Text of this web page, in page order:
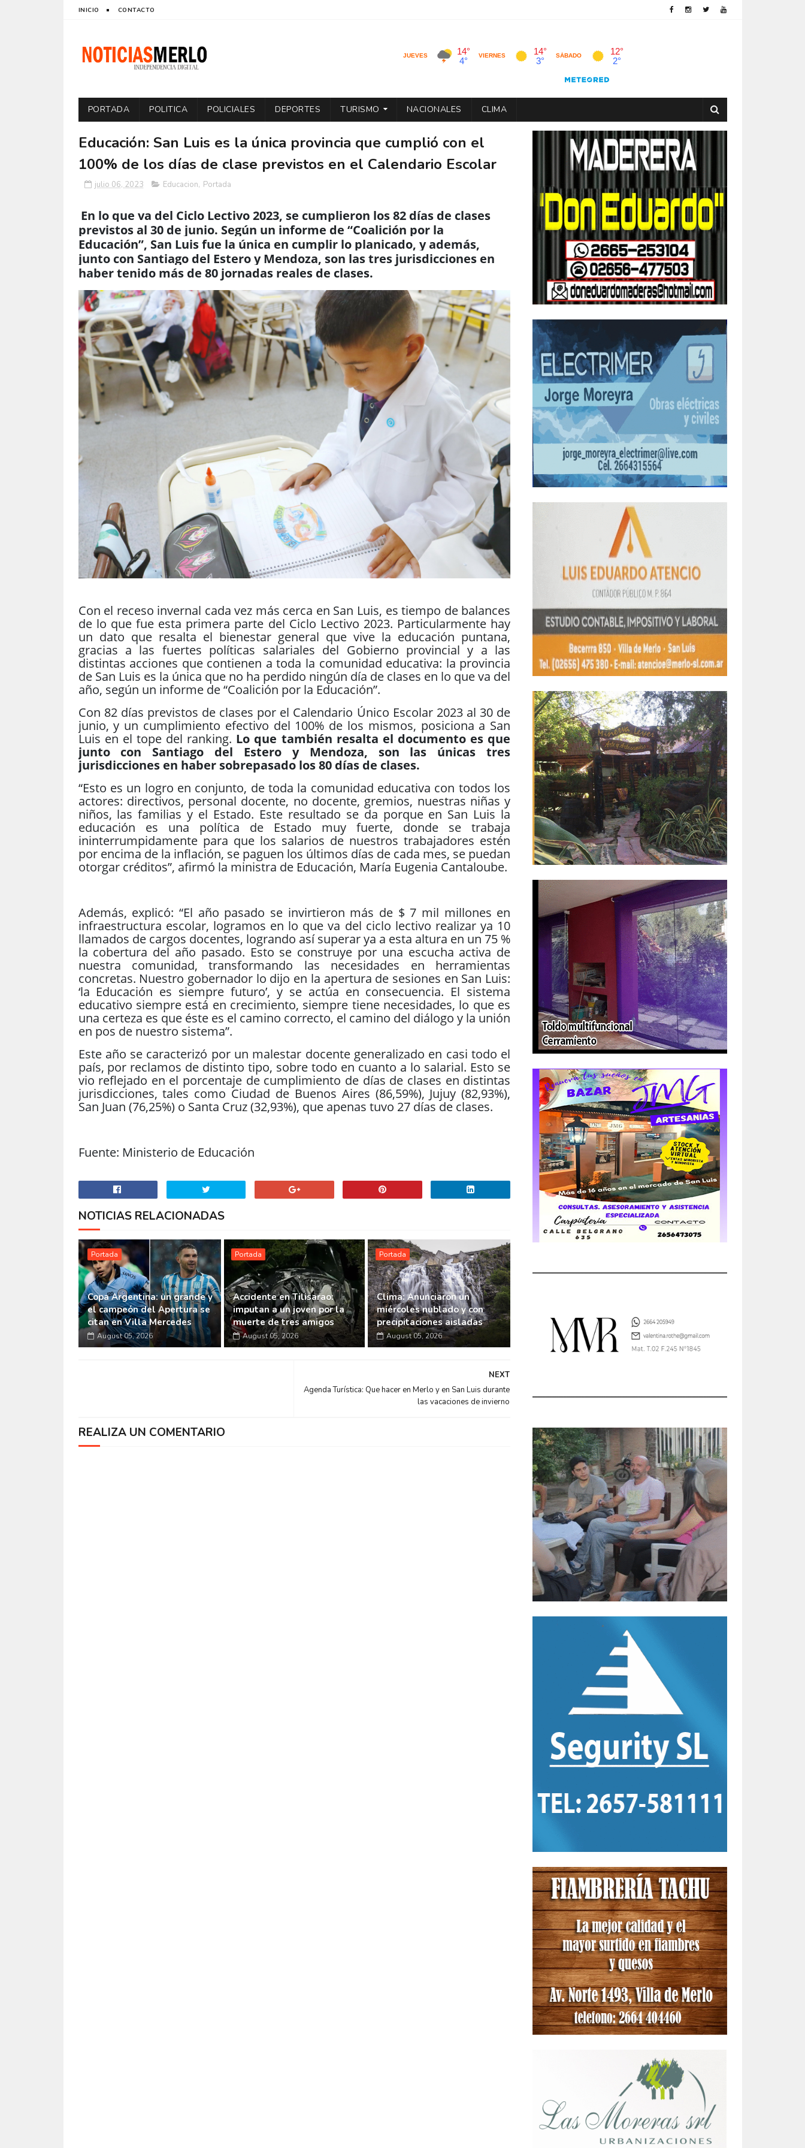
INICIO CONTACTO
PORTADA POLITICA POLICIALES DEPORTES TURISMO NACIONALES CLIMA
Educación: San Luis es la única provincia que cumplió con el
100% de los días de clase previstos en el Calendario Escolar
julio 06, 2023 Educacion, Portada
En lo que va del Ciclo Lectivo 2023, se cumplieron los 82 días de clases
previstos al 30 de junio. Según un informe de “Coalición por la
Educación”, San Luis fue la única en cumplir lo planicado, y además,
junto con Santiago del Estero y Mendoza, son las tres jurisdicciones en
haber tenido más de 80 jornadas reales de clases.
Con el receso invernal cada vez más cerca en San Luis, es tiempo de balances
de lo que fue esta primera parte del Ciclo Lectivo 2023. Particularmente hay
un dato que resalta el bienestar general que vive la educación puntana,
gracias a las fuertes políticas salariales del Gobierno provincial y a las
distintas acciones que contienen a toda la comunidad educativa: la provincia
de San Luis es la única que no ha perdido ningún día de clases en lo que va del
año, según un informe de “Coalición por la Educación”.
Con 82 días previstos de clases por el Calendario Único Escolar 2023 al 30 de
junio, y un cumplimiento efectivo del 100% de los mismos, posiciona a San
Luis en el tope del ranking. Lo que también resalta el documento es que
junto con Santiago del Estero y Mendoza, son las únicas tres
jurisdicciones en haber sobrepasado los 80 días de clases.
“Esto es un logro en conjunto, de toda la comunidad educativa con todos los
actores: directivos, personal docente, no docente, gremios, nuestras niñas y
niños, las familias y el Estado. Este resultado se da porque en San Luis la
educación es una política de Estado muy fuerte, donde se trabaja
ininterrumpidamente para que los salarios de nuestros trabajadores estén
por encima de la inflación, se paguen los últimos días de cada mes, se puedan
otorgar créditos”, afirmó la ministra de Educación, María Eugenia Cantaloube.
Además, explicó: “El año pasado se invirtieron más de $ 7 mil millones en
infraestructura escolar, logramos en lo que va del ciclo lectivo realizar ya 10
llamados de cargos docentes, logrando así superar ya a esta altura en un 75 %
la cobertura del año pasado. Esto se construye por una escucha activa de
nuestra comunidad, transformando las necesidades en herramientas
concretas. Nuestro gobernador lo dijo en la apertura de sesiones en San Luis:
‘la Educación es siempre futuro’, y se actúa en consecuencia. El sistema
educativo siempre está en crecimiento, siempre tiene necesidades, lo que es
una certeza es que éste es el camino correcto, el camino del diálogo y la unión
en pos de nuestro sistema”.
Este año se caracterizó por un malestar docente generalizado en casi todo el
país, por reclamos de distinto tipo, sobre todo en cuanto a lo salarial. Esto se
vio reflejado en el porcentaje de cumplimiento de días de clases en distintas
jurisdicciones, tales como Ciudad de Buenos Aires (86,59%), Jujuy (82,93%),
San Juan (76,25%) o Santa Cruz (32,93%), que apenas tuvo 27 días de clases.
Fuente: Ministerio de Educación
NOTICIAS RELACIONADAS
Portada
Copa Argentina: un grande y
el campeón del Apertura se
citan en Villa Mercedes
August 05, 2026
Portada
Accidente en Tilisarao:
imputan a un joven por la
muerte de tres amigos
August 05, 2026
Portada
Clima: Anunciaron un
miércoles nublado y con
precipitaciones aisladas
August 05, 2026
NEXT
Agenda Turística: Que hacer en Merlo y en San Luis durante
las vacaciones de invierno
REALIZA UN COMENTARIO